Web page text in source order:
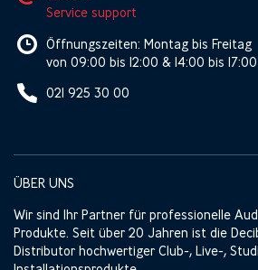
Service support
Öffnungszeiten: Montag bis Freitag
von 09:00 bis 12:00 & 14:00 bis 17:00
021 925 30 00
ÜBER UNS
Wir sind Ihr Partner für professionelle
Produkte. Seit über 20 Jahren ist die
Distributor hochwertiger Club-, Live-,